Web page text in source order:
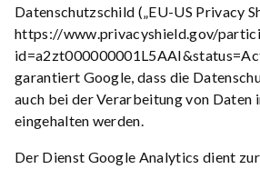
Datenschutzschild („EU-US Privacy
https://www.privacyshield.gov/
garantiert Google, dass die
auch bei der Verarbeitung von Daten
eingehalten werden.
Der Dienst Google Analytics dient